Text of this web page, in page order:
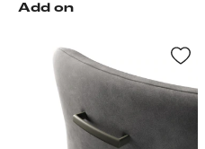
Add on